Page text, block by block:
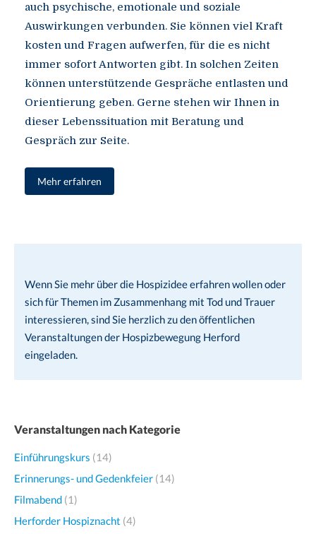
auch psychische, emotionale und soziale
Auswirkungen verbunden. Sie können viel Kraft
kosten und Fragen aufwerfen, für die es nicht
immer sofort Antworten gibt. In solchen Zeiten
können unterstützende Gespräche entlasten und
Orientierung geben. Gerne stehen wir Ihnen in
dieser Lebenssituation mit Beratung und
Gespräch zur Seite.
Mehr erfahren
Wenn Sie mehr über die Hospizidee erfahren wollen oder
sich für Themen im Zusammenhang mit Tod und Trauer
interessieren, sind Sie herzlich zu den öffentlichen
Veranstaltungen der Hospizbewegung Herford
eingeladen.
Veranstaltungen nach Kategorie
Einführungskurs (14)
Erinnerungs- und Gedenkfeier (14)
Filmabend (1)
Herforder Hospiznacht (4)